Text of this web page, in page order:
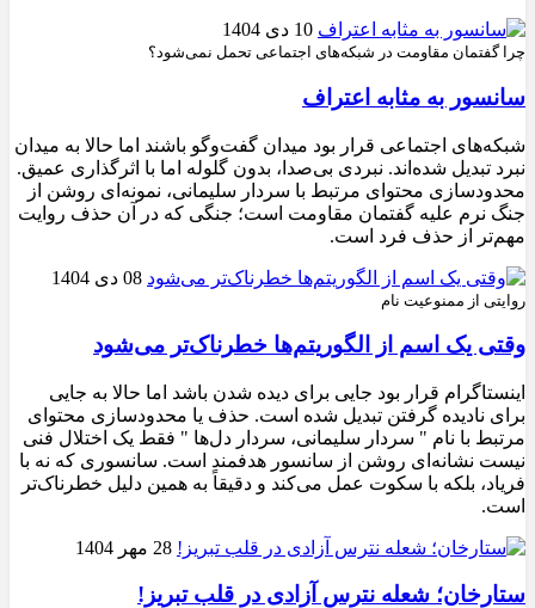
10 دی 1404
چرا گفتمان مقاومت در شبکه‌های اجتماعی تحمل نمی‌شود؟
سانسور به مثابه اعتراف
شبکه‌های اجتماعی قرار بود میدان گفت‌وگو باشند اما حالا به میدان
نبرد تبدیل شده‌اند. نبردی بی‌صدا، بدون گلوله اما با اثرگذاری عمیق.
محدودسازی محتوای مرتبط با سردار سلیمانی، نمونه‌ای روشن از
جنگ نرم علیه گفتمان مقاومت است؛ جنگی که در آن حذف روایت
مهم‌تر از حذف فرد است.
08 دی 1404
روایتی از ممنوعیت نام
وقتی یک اسم از الگوریتم‌ها خطرناک‌تر می‌شود
اینستاگرام قرار بود جایی برای دیده شدن باشد اما حالا به جایی
برای نادیده گرفتن تبدیل شده است. حذف یا محدودسازی محتوای
مرتبط با نام " سردار سلیمانی، سردار دل‌ها " فقط یک اختلال فنی
نیست نشانه‌ای روشن از سانسور هدفمند است. سانسوری که نه با
فریاد، بلکه با سکوت عمل می‌کند و دقیقاً به همین دلیل خطرناک‌تر
است.
28 مهر 1404
ستارخان؛ شعله نترس آزادی در قلب تبریز!